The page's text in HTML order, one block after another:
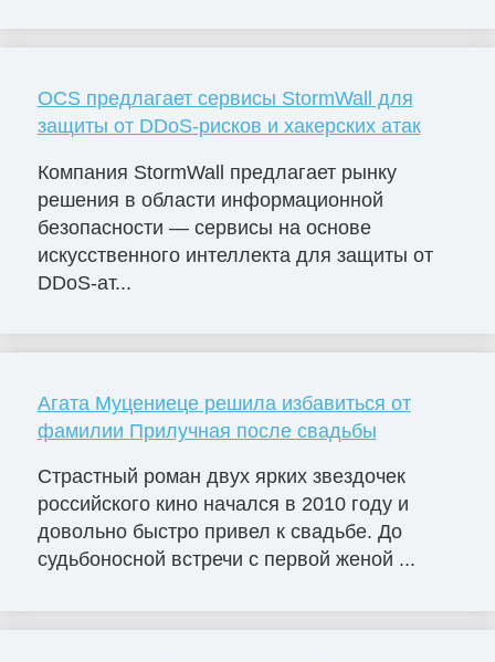
OCS предлагает сервисы StormWall для
защиты от DDoS-рисков и хакерских атак
Компания StormWall предлагает рынку
решения в области информационной
безопасности — сервисы на основе
искусственного интеллекта для защиты от
DDoS-ат...
Агата Муцениеце решила избавиться от
фамилии Прилучная после свадьбы
Страстный роман двух ярких звездочек
российского кино начался в 2010 году и
довольно быстро привел к свадьбе. До
судьбоносной встречи с первой женой ...